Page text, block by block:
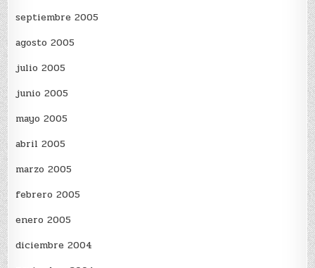
septiembre 2005
agosto 2005
julio 2005
junio 2005
mayo 2005
abril 2005
marzo 2005
febrero 2005
enero 2005
diciembre 2004